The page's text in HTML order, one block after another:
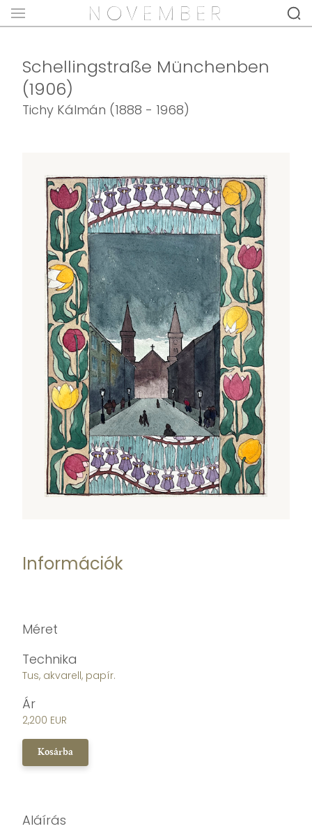
Schellingstraße Münchenben
(1906)
Tichy Kálmán (1888 - 1968)
Információk
Méret
Technika
Tus, akvarell, papír.
Ár
2,200 EUR
Kosárba
Aláírás